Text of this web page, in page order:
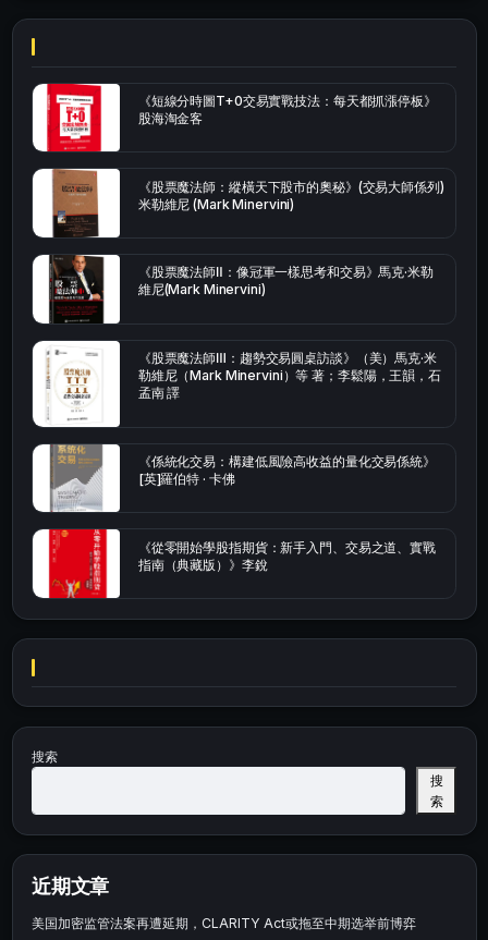
《短線分時圖T+0交易實戰技法：每天都抓漲停板》
股海淘金客
《股票魔法師：縱橫天下股市的奧秘》(交易大師係列)
米勒維尼 (Mark Minervini)
《股票魔法師Ⅱ：像冠軍一樣思考和交易》馬克·米勒
維尼(Mark Minervini)
《股票魔法師Ⅲ：趨勢交易圓桌訪談》（美）馬克·米
勒維尼（Mark Minervini）等 著；李鬆陽，王韻，石
孟南 譯
《係統化交易：構建低風險高收益的量化交易係統》
[英]羅伯特 · 卡佛
《從零開始學股指期貨：新手入門、交易之道、實戰
指南（典藏版）》李銳
搜索
搜
索
近期文章
美国加密监管法案再遭延期，CLARITY Act或拖至中期选举前博弈